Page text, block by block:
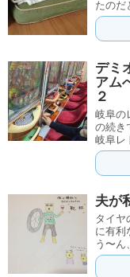
たのだ
デミ
アム
２
岐阜の
の続き
岐阜レ
夫が
タイヤ
に有利
う〜ん